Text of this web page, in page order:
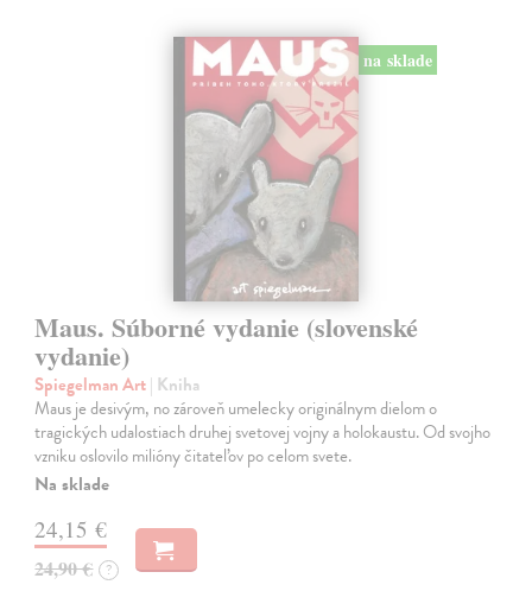
na sklade
Maus. Súborné vydanie (slovenské
vydanie)
Spiegelman Art| Kniha
Maus je desivým, no zároveň umelecky originálnym dielom o
tragických udalostiach druhej svetovej vojny a holokaustu. Od svojho
vzniku oslovilo milióny čitateľov po celom svete.
Na sklade
24,15 €
24,90 € ?